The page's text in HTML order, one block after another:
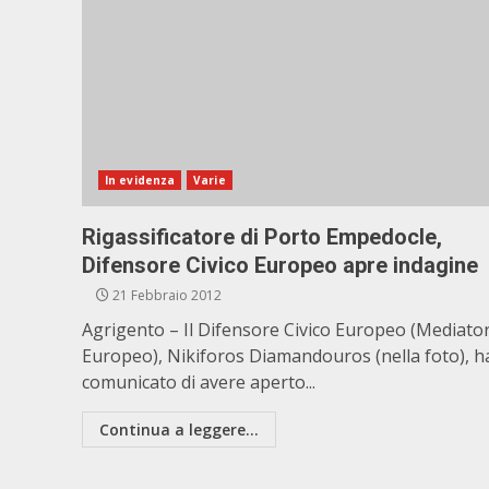
In evidenza Varie
Rigassificatore di Porto Empedocle,
Difensore Civico Europeo apre indagine
21 Febbraio 2012
Agrigento – Il Difensore Civico Europeo
Europeo), Nikiforos Diamandouros (nella foto),
comunicato di avere aperto...
Continua a leggere...